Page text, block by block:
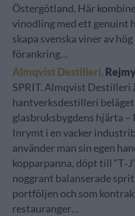
Östergötland. Här
vinodling med ett genuint
skapa svenska viner av
förankring…
Almqvist Destilleri,
SPRIT. Almqvist Destilleri
hantverksdestilleri
glasbruksbygdens hjärta
Inrymt i en vacker
använder man sin egen
kopparpanna, döpt till
noggrant balanserade
portföljen och som
restauranger…